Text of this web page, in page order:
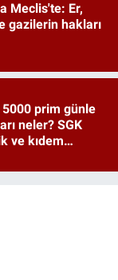
Meclis'te: Er,
gazilerin hakları
prim günle
neler? SGK
ve kıdem